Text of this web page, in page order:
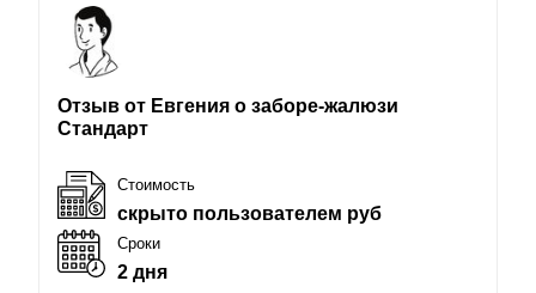
Отзыв от Евгения о заборе-жалюзи
Стандарт
Стоимость
скрыто пользователем руб
Сроки
2 дня